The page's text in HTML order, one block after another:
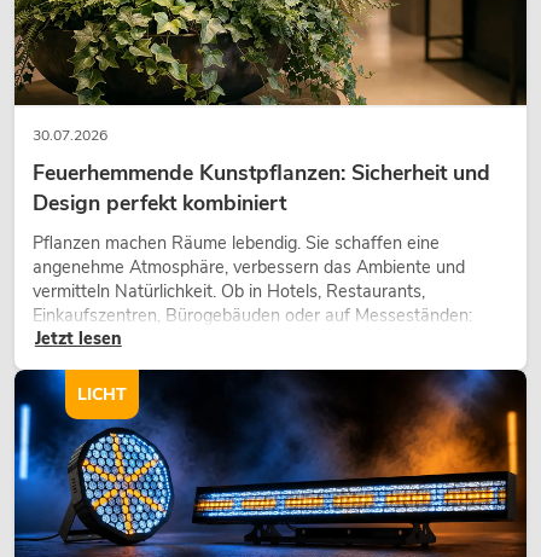
30.07.2026
Feuerhemmende Kunstpflanzen: Sicherheit und
Design perfekt kombiniert
Pflanzen machen Räume lebendig. Sie schaffen eine
angenehme Atmosphäre, verbessern das Ambiente und
vermitteln Natürlichkeit. Ob in Hotels, Restaurants,
Einkaufszentren, Bürogebäuden oder auf Messeständen:
eine hochwertige Begrünung gehört heute längst zum
Jetzt lesen
LICHT